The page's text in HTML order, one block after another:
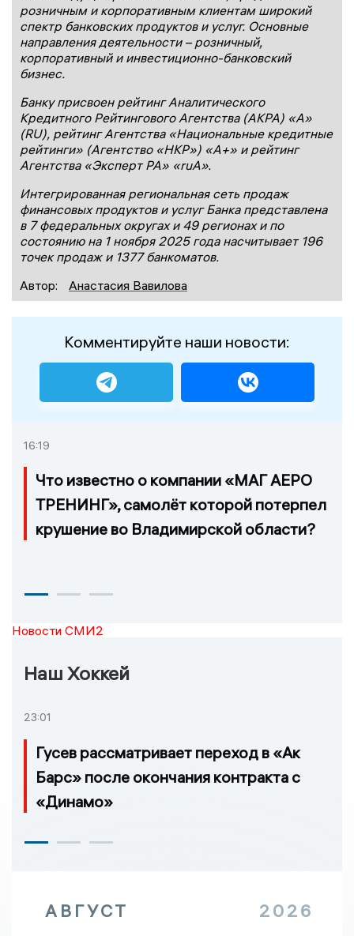
розничным и корпоративным клиентам широкий
спектр банковских продуктов и услуг. Основные
направления деятельности – розничный,
корпоративный и инвестиционно-банковский
бизнес.
Банку присвоен рейтинг Аналитического
Кредитного Рейтингового Агентства (АКРА) «А»
(RU), рейтинг Агентства «Национальные кредитные
рейтинги» (Агентство «НКР») «А+» и рейтинг
Агентства «Эксперт РА» «ruА».
Интегрированная региональная сеть продаж
финансовых продуктов и услуг Банка представлена
в 7 федеральных округах и 49 регионах и по
состоянию на 1 ноября 2025 года насчитывает 196
точек продаж и 1377 банкоматов.
Автор:
Анастасия Вавилова
Комментируйте наши новости:
16:19
Что известно о компании «МАГ АЕРО
ТРЕНИНГ», самолёт которой потерпел
крушение во Владимирской области?
Новости СМИ2
Наш Хоккей
23:01
Гусев рассматривает переход в «Ак
Барс» после окончания контракта с
«Динамо»
АВГУСТ 2026